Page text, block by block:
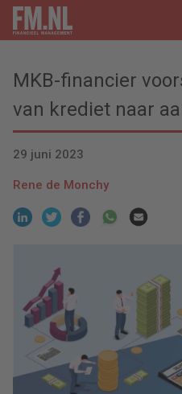
MKB-financier
van krediet naar
29 juni 2023
Rene de Monchy